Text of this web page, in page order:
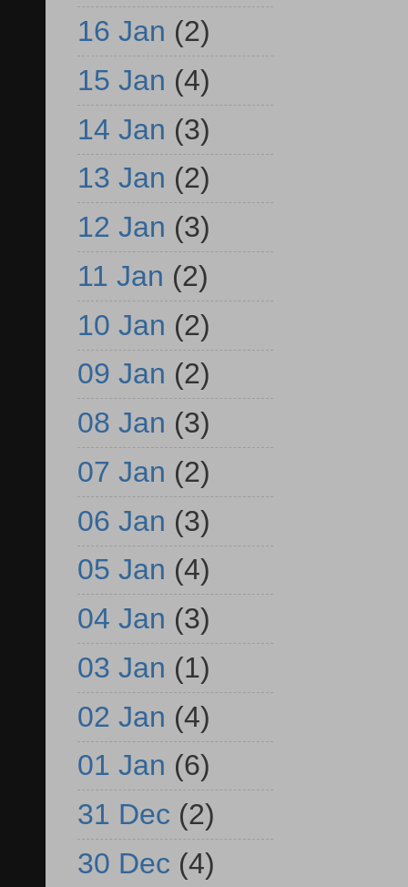
16 Jan (2)
15 Jan (4)
14 Jan (3)
13 Jan (2)
12 Jan (3)
11 Jan (2)
10 Jan (2)
09 Jan (2)
08 Jan (3)
07 Jan (2)
06 Jan (3)
05 Jan (4)
04 Jan (3)
03 Jan (1)
02 Jan (4)
01 Jan (6)
31 Dec (2)
30 Dec (4)